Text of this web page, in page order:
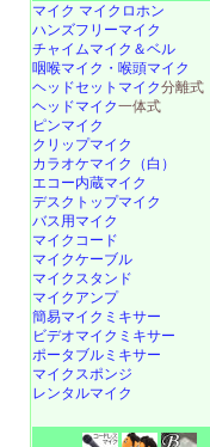
マイク マイクロホン
ハンズフリーマイク
チャイムマイク＆ベル
咽喉マイク・喉頭マイク
ヘッドセットマイク分離式
ヘッドマイク一体式
ピンマイク
クリップマイク
カラオケマイク（白）
エコー内蔵マイク
デスクトップマイク
バス用マイク
マイクコード
マイクケーブル
マイクスタンド
マイクアンプ
簡易マイクミキサー
ビデオマイクミキサー
ポータブルミキサー
マイクスポンジ
レンタルマイク